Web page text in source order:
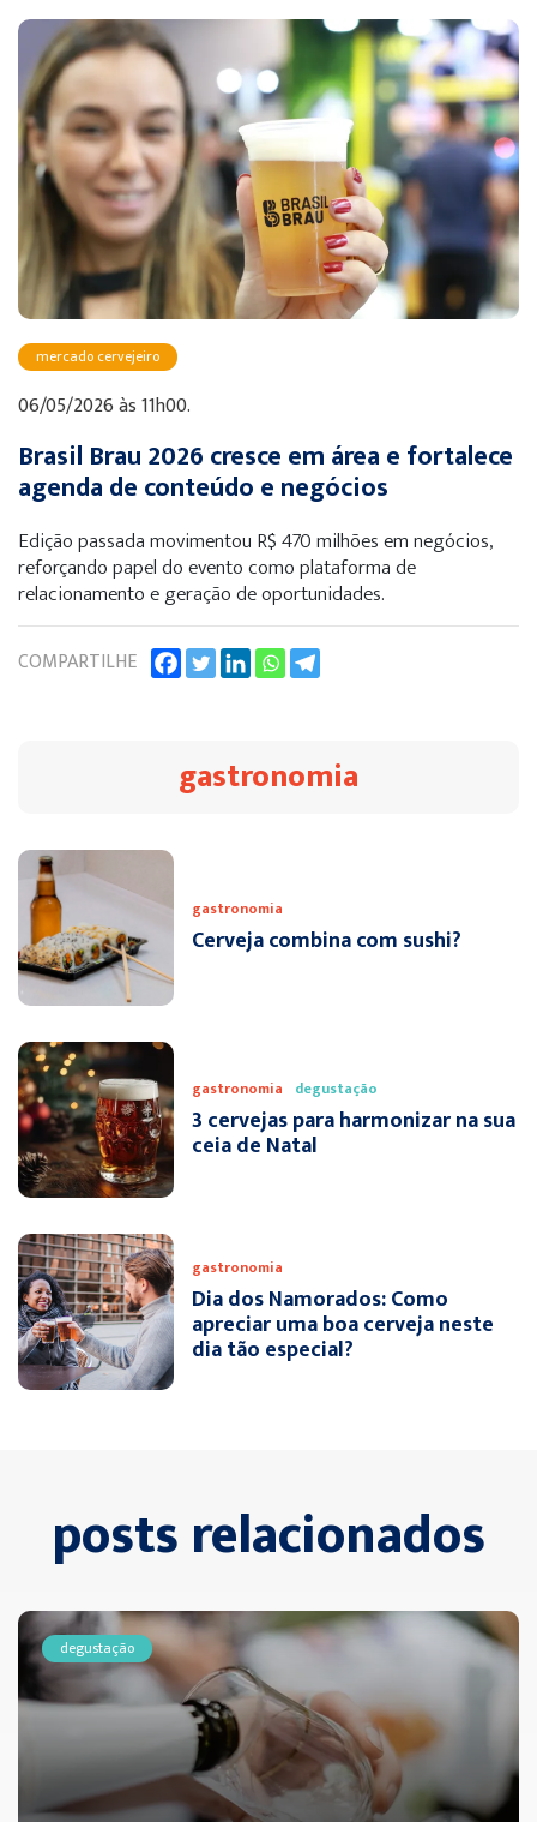
mercado cervejeiro
06/05/2026 às 11h00.
Brasil Brau 2026 cresce em área e fortalece
agenda de conteúdo e negócios
Edição passada movimentou R$ 470 milhões em negócios,
reforçando papel do evento como plataforma de
relacionamento e geração de oportunidades.
COMPARTILHE
gastronomia
gastronomia
Cerveja combina com sushi?
gastronomia degustação
3 cervejas para harmonizar na sua
ceia de Natal
gastronomia
Dia dos Namorados: Como
apreciar uma boa cerveja neste
dia tão especial?
posts relacionados
degustação